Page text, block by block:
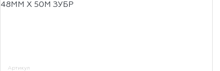
48ММ Х 50М ЗУБР
Артикул